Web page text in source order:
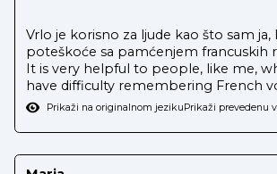
Vrlo je korisno za ljude kao što sam ja,
poteškoće sa pamćenjem francuskih
It is very helpful to people, like me,
have difficulty remembering French
Prikaži na originalnom jezikuPrikaži prevedenu